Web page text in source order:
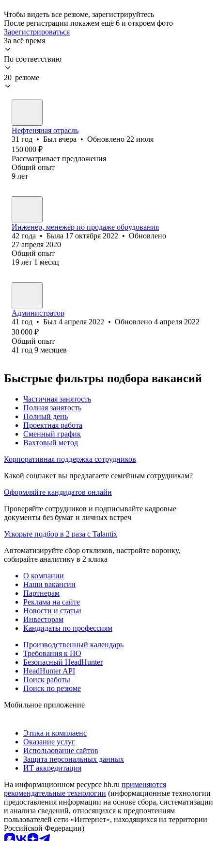
Чтобы видеть все резюме, зарегистрируйтесь
После регистрации покажем ещё 6 и откроем фото
Зарегистрироваться
За всё время
По соответствию
20 резюме
Нефтеняная отрасль
31 год • Был вчера • Обновлено 22 июля
150 000 ₽
Рассматривает предложения
Общий опыт
9 лет
Инженер, менежер по продаже обрудования
42 года • Была 17 октября 2022 • Обновлено
27 апреля 2020
Общий опыт
19 лет 1 месяц
Администратор
41 год • Был 4 апреля 2022 • Обновлено 4 апреля 2022
30 000 ₽
Общий опыт
41 год 9 месяцев
Быстрые фильтры подбора вакансий
Частичная занятость
Полная занятость
Полный день
Проектная работа
Сменный график
Вахтовый метод
Корпоративная поддержка сотрудников
Какой соцпакет вы предлагаете семейным сотрудникам?
Оформляйте кандидатов онлайн
Проверяйте сотрудников и подписывайте кадровые
документы без бумаг и личных встреч
Ускорьте подбор в 2 раза с Talantix
Автоматизируйте сбор откликов, настройте воронку,
собирайте аналитику в 2 клика
О компании
Наши вакансии
Партнерам
Реклама на сайте
Новости и статьи
Инвесторам
Кандидаты по профессиям
Производственный календарь
Требования к ПО
Безопасный HeadHunter
HeadHunter API
Поиск работы
Поиск по резюме
Мобильное приложение
Этика и комплаенс
Оказание услуг
Использование сайтов
Защита персональных данных
ИТ аккредитация
На информационном ресурсе hh.ru применяются
рекомендательные технологии (информационные технологии
предоставления информации на основе сбора, систематизации
и анализа сведений, относящихся к предпочтениям
пользователей сети «Интернет», находящихся на территории
Российской Федерации)